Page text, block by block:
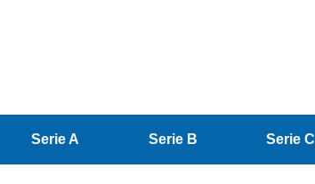
Serie A Serie B Serie C